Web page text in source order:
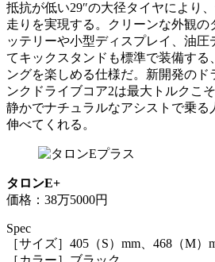
抵抗が低い29″の大径タイヤにより
走りを実現する。クリーンな外観
ッテリーや小型ディスプレイ、油圧
てキックスタンドも標準で装備する
ングを楽しめる仕様だ。新開発のド
ンクドライブコア2は最大トルクこ
静かでナチュラルなアシストで乗る
伸べてくれる。
タロンE+
価格：38万5000円
Spec
［サイズ］405（S）mm、468（M）